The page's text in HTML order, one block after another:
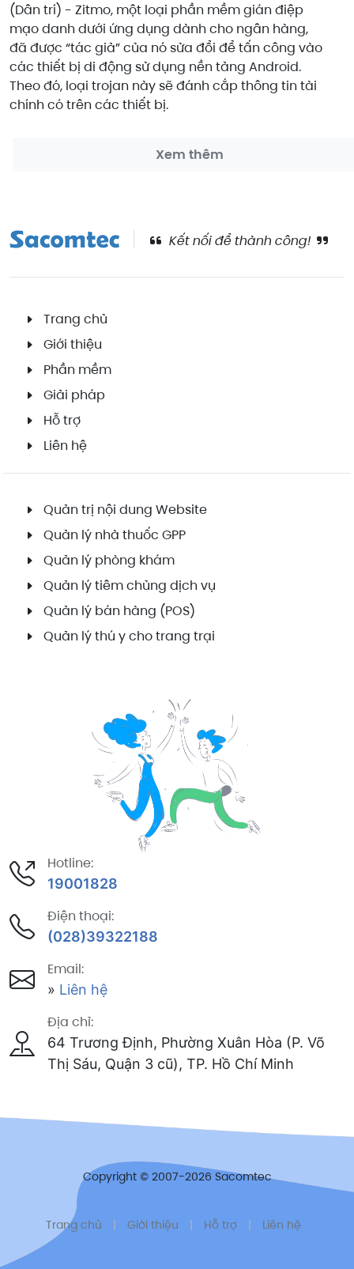
(Dân trí) - Zitmo, một loại phần mềm gián điệp
mạo danh dưới ứng dụng dành cho ngân hàng,
đã được “tác giả” của nó sửa đổi để tấn công vào
các thiết bị di động sử dụng nền tảng Android.
Theo đó, loại trojan này sẽ đánh cắp thông tin tài
chính có trên các thiết bị.
Xem thêm
Kết nối để thành công!
Trang chủ
Giới thiệu
Phần mềm
Giải pháp
Hỗ trợ
Liên hệ
Quản trị nội dung Website
Quản lý nhà thuốc GPP
Quản lý phòng khám
Quản lý tiêm chủng dịch vụ
Quản lý bán hàng (POS)
Quản lý thú y cho trang trại
Hotline:
19001828
Điện thoại:
(028)39322188
Email:
» Liên hệ
Địa chỉ:
64 Trương Định, Phường Xuân Hòa (P. Võ
Thị Sáu, Quận 3 cũ), TP. Hồ Chí Minh
Copyright © 2007-2026 Sacomtec
Trang chủ | Giới thiệu | Hỗ trợ | Liên hệ